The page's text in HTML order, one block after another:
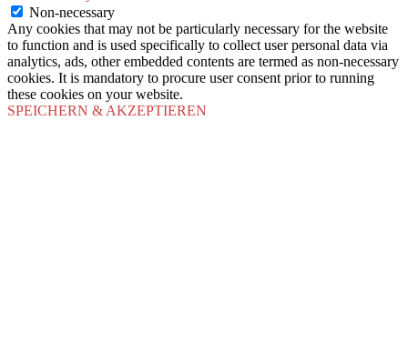
Non-necessary
Any cookies that may not be particularly necessary for the website
to function and is used specifically to collect user personal data via
analytics, ads, other embedded contents are termed as non-necessary
cookies. It is mandatory to procure user consent prior to running
these cookies on your website.
SPEICHERN & AKZEPTIEREN